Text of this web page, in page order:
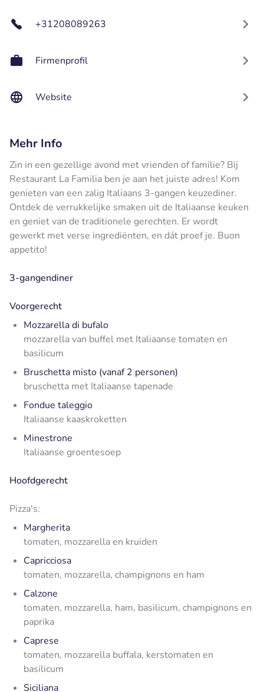
+31208089263
Firmenprofil
Website
Mehr Info
Zin in een gezellige avond met vrienden of familie? Bij
Restaurant La Familia ben je aan het juiste adres! Kom
genieten van een zalig Italiaans 3-gangen keuzediner.
Ontdek de verrukkelijke smaken uit de Italiaanse keuken
en geniet van de traditionele gerechten. Er wordt
gewerkt met verse ingrediënten, en dát proef je. Buon
appetito!
3-gangendiner
Voorgerecht
Mozzarella di bufalo
mozzarella van buffel met Italiaanse tomaten en
basilicum
Bruschetta misto (vanaf 2 personen)
bruschetta met Italiaanse tapenade
Fondue taleggio
Italiaanse kaaskroketten
Minestrone
Italiaanse groentesoep
Hoofdgerecht
Pizza's:
Margherita
tomaten, mozzarella en kruiden
Capricciosa
tomaten, mozzarella, champignons en ham
Calzone
tomaten, mozzarella, ham, basilicum, champignons en
paprika
Caprese
tomaten, mozzarella buffala, kerstomaten en
basilicum
Siciliana